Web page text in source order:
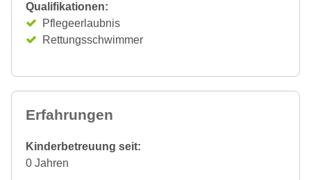
Qualifikationen:
Pflegeerlaubnis
Rettungsschwimmer
Erfahrungen
Kinderbetreuung seit:
0 Jahren